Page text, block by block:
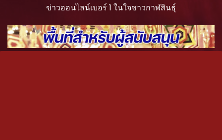
ข่าวออนไลน์เบอร์ 1 ในใจชาวกาฬสินธุ์